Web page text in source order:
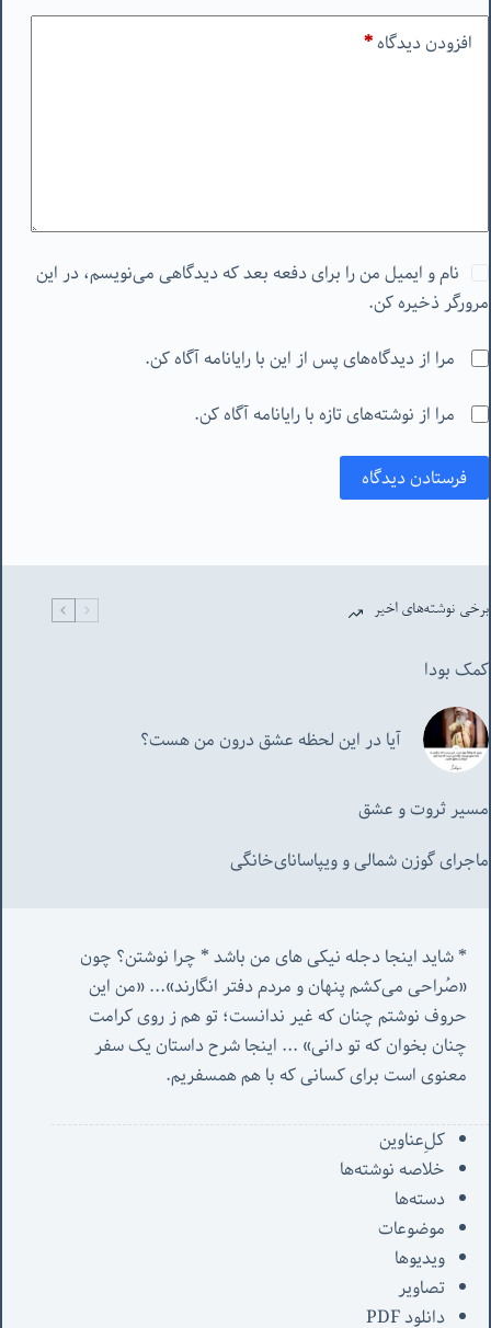
افزودن دیدگاه*
نام و ایمیل من را برای دفعه بعد که دیدگاهی می‌نویسم، در این
مرورگر ذخیره کن.
مرا از دیدگاه‌های پس از این با رایانامه آگاه کن.
مرا از نوشته‌های تازه با رایانامه آگاه کن.
فرستادن دیدگاه
برخی نوشته‌های اخیر
کمک بودا
آیا در این لحظه عشق درون من هست؟
مسیر ثروت و عشق
ماجرای گوزن شمالی و‌ ویپاسانای‌خانگی
«صُراحی می‌کشم پنهان‌ و مردم‌ دفتر انگارند»... «
چنان بخوان که تو دانی» ...
معنوی است برای کسانی که با هم همسفریم.
کل‌ِعناوین
خلاصه نوشته‌ها
دسته‌ها
موضوعات
ویدیوها
تصاویر
دانلود PDF